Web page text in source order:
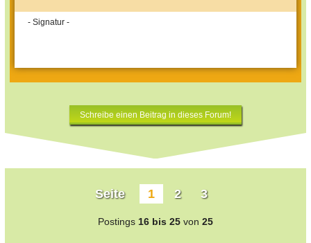
- Signatur -
Schreibe einen Beitrag in dieses Forum!
Seite 1 2 3
Postings 16 bis 25 von 25